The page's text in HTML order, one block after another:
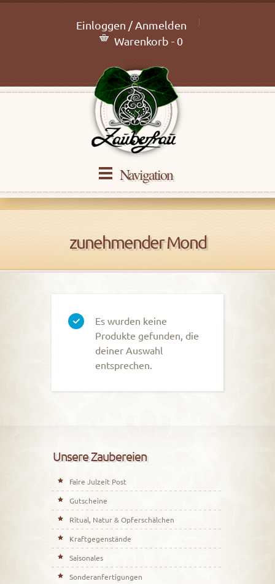
Einloggen / Anmelden
Warenkorb - 0
Navigation
zunehmender Mond
Es wurden keine
Produkte gefunden, die
deiner Auswahl
entsprechen.
Unsere Zaubereien
Faire Julzeit Post
Gutscheine
Ritual, Natur & Opferschälchen
Kraftgegenstände
Saisonales
Sonderanfertigungen